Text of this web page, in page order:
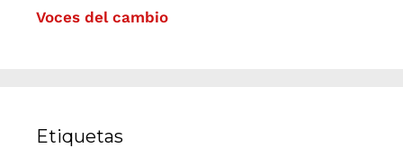
Voces del cambio
Etiquetas